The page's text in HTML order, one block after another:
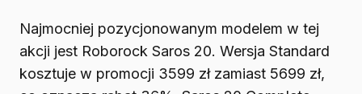
Najmocniej pozycjonowanym modelem w tej
akcji jest Roborock Saros 20. Wersja Standard
kosztuje w promocji 3599 zł zamiast 5699 zł,